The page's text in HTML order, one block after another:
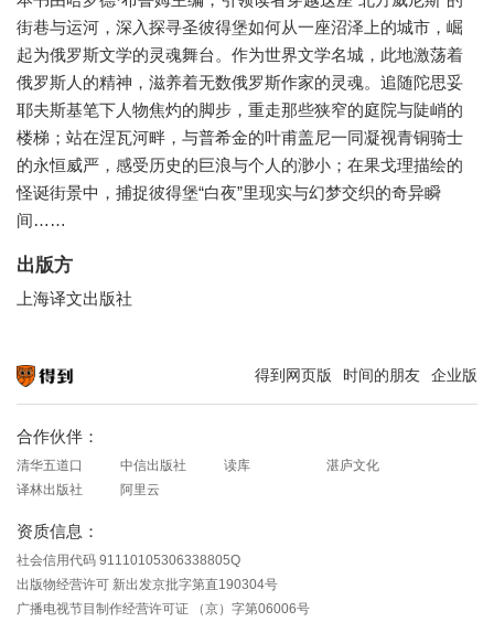
街巷与运河，深入探寻圣彼得堡如何从一座沼泽上的城市，崛
起为俄罗斯文学的灵魂舞台。作为世界文学名城，此地激荡着
俄罗斯人的精神，滋养着无数俄罗斯作家的灵魂。追随陀思妥
耶夫斯基笔下人物焦灼的脚步，重走那些狭窄的庭院与陡峭的
楼梯；站在涅瓦河畔，与普希金的叶甫盖尼一同凝视青铜骑士
的永恒威严，感受历史的巨浪与个人的渺小；在果戈理描绘的
怪诞街景中，捕捉彼得堡“白夜”里现实与幻梦交织的奇异瞬
间……
出版方
上海译文出版社
得到网页版 时间的朋友 企业版
合作伙伴：
清华五道口 中信出版社 读库
湛庐文化
译林出版社
阿里云
资质信息：
社会信用代码 91110105306338805Q
出版物经营许可 新出发京批字第直190304号
广播电视节目制作经营许可证 （京）字第06006号